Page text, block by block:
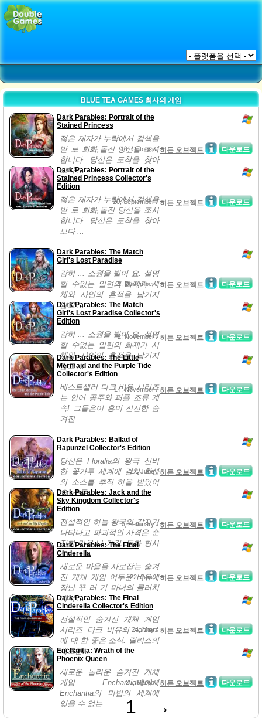
BLUE TEA GAMES 회사의 게임
Dark Parables: Portrait of the
Stained Princess
젊은 제자가 누락에서 검색을
받 로 회화,돌진 당신을 조사
합니다. 당신은 도착을 찾아
보다 ...
다운로드
19, October /히든 오브젝트
Dark Parables: Portrait of the
Stained Princess Collector's
Edition
젊은 제자가 누락에서 검색을
받 로 회화,돌진 당신을 조사
합니다. 당신은 도착을 찾아
보다 ...
다운로드
20, September /히든 오브젝트
Dark Parables: The Match
Girl's Lost Paradise
감히 ... 소원을 빌어 요. 설명
할 수없는 일련의 화재가 시
체와 사인의 흔적을 남기지
않고 ...
다운로드
1, December /히든 오브젝트
Dark Parables: The Match
Girl's Lost Paradise Collector's
Edition
감히 ... 소원을 빌어 요. 설명
할 수없는 일련의 화재가 시
체와 사인의 흔적을 남기지
않고 ...
다운로드
2, November /히든 오브젝트
Dark Parables: The Little
Mermaid and the Purple Tide
Collector's Edition
베스트셀러 다크 비유 시리즈
는 인어 공주와 퍼플 조류 계
속! 그들은이 흥미 진진한 숨
겨진 ...
다운로드
14, November /히든 오브젝트
Dark Parables: Ballad of
Rapunzel Collector's Edition
당신은 Floralia의 왕국 신비
한 꽃가루 세계에 걸쳐 확산
의 소스를 추적 하을 받았어
요. 소문...
다운로드
27, June /히든 오브젝트
Dark Parables: Jack and the
Sky Kingdom Collector's
Edition
전설적인 하늘 왕국의 갑자기
나타나고 파괴적인 사격은 순
진한 마을 나 가길. 동화 형사
로 ...
다운로드
7, February /히든 오브젝트
Dark Parables: The Final
Cinderella
새로운 마음을 사로잡는 숨겨
진 개체 게임 어두운 비유에
장난 꾸 러 기 마녀의 클러치
에서 ...
다운로드
22, June /히든 오브젝트
Dark Parables: The Final
Cinderella Collector's Edition
전설적인 숨겨진 개체 게임
시리즈 다크 비유의 adorers
에 대 한 좋은 소식. 릴리스의
새로운...
다운로드
24, May /히든 오브젝트
Enchantia: Wrath of the
Phoenix Queen
새로운 놀라운 숨겨진 개체
게임 Enchantia에에서
Enchantia의 마법의 세계에
잊을 수 없는 ...
다운로드
25, March /히든 오브젝트
1 →